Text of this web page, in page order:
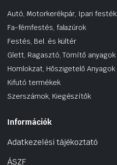
Autó, Motorkerékpár, Ipari
Fa-fémfestés, falazúrok
Festés, Bel. és kültér
Glett, Ragasztó, Tömítő anyagok
Homlokzat, Hőszigetelő Anyagok
Kifutó termékek
Szerszámok, Kiegészítők
Információk
Adatkezelési tájékoztató
ÁSZF